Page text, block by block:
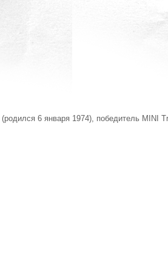
6 января 1974), победитель MINI